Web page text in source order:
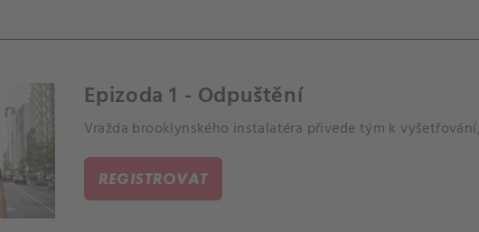
Epizoda 1 - Odpuštění
Vražda brooklynského instalatéra přivede tým k
REGISTROVAT